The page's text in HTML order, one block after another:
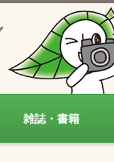
雑誌・書籍